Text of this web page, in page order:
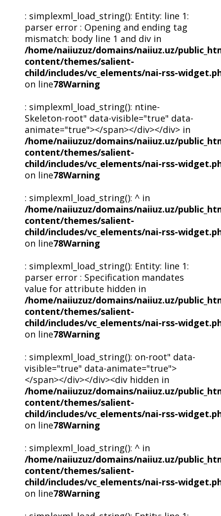
: simplexml_load_string(): Entity: line 1:
parser error : Opening and ending tag
mismatch: body line 1 and div in
/home/naiiuzuz/domains/naiiuz.uz/
content/themes/salient-
child/includes/vc_elements/nai-rss-
on line78Warning
: simplexml_load_string(): ntine-
Skeleton-root" data-visible="true" data-
animate="true"></span></div></div> in
/home/naiiuzuz/domains/naiiuz.uz/
content/themes/salient-
child/includes/vc_elements/nai-rss-
on line78Warning
: simplexml_load_string(): ^ in
/home/naiiuzuz/domains/naiiuz.uz/
content/themes/salient-
child/includes/vc_elements/nai-rss-
on line78Warning
: simplexml_load_string(): Entity: line 1:
parser error : Specification mandates
value for attribute hidden in
/home/naiiuzuz/domains/naiiuz.uz/
content/themes/salient-
child/includes/vc_elements/nai-rss-
on line78Warning
: simplexml_load_string(): on-root" data-
visible="true" data-animate="true">
</span></div></div><div hidden in
/home/naiiuzuz/domains/naiiuz.uz/
content/themes/salient-
child/includes/vc_elements/nai-rss-
on line78Warning
: simplexml_load_string(): ^ in
/home/naiiuzuz/domains/naiiuz.uz/
content/themes/salient-
child/includes/vc_elements/nai-rss-
on line78Warning